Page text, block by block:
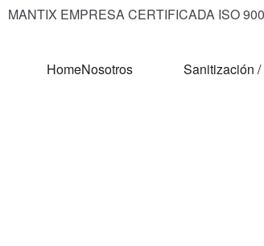
MANTIX EMPRESA CERTIFICADA ISO
HomeNosotros Sanitización